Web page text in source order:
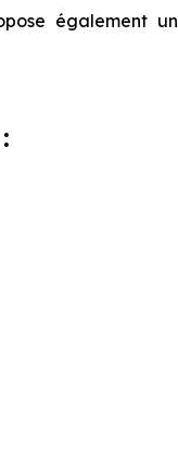
également un